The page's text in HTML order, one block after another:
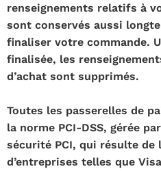
renseignements relatifs à
sont conservés aussi
finaliser votre commande.
finalisée, les
d’achat sont supprimés.
Toutes les passerelles de
la norme PCI-DSS, gérée
sécurité PCI, qui résulte de
d’entreprises telles que